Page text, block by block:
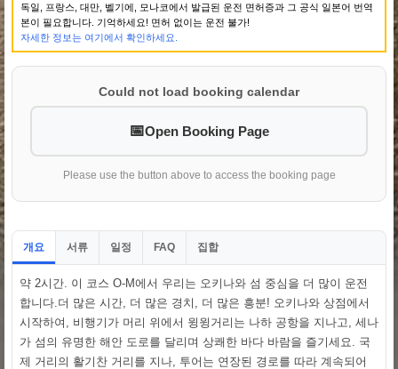
독일, 프랑스, 대만, 벨기에, 모나코에서 발급된 운전 면허증과 그 공식 일본어 번역
본이 필요합니다. 기억하세요! 면허 없이는 운전 불가!
자세한 정보는 여기에서 확인하세요.
Could not load booking calendar
Open Booking Page
Please use the button above to access the booking page
개요 서류 일정 FAQ 집합
약 2시간. 이 코스 O-M에서 우리는 오키나와 섬 중심을 더 많이 운전
합니다.더 많은 시간, 더 많은 경치, 더 많은 흥분! 오키나와 상점에서
시작하여, 비행기가 머리 위에서 윙윙거리는 나하 공항을 지나고, 세나
가 섬의 유명한 해안 도로를 달리며 상쾌한 바다 바람을 즐기세요. 국
제 거리의 활기찬 거리를 지나, 투어는 연장된 경로를 따라 계속되어